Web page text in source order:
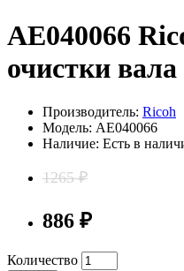
AE040066
очистки
Производитель: Ricoh
Модель: AE040066
Наличие: Есть в
1265 ₽
886 ₽
Количество